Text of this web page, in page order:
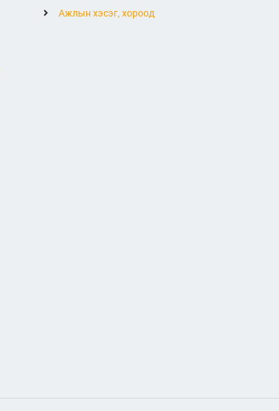
Ажлын хэсэг, хороод